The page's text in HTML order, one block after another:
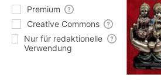
Premium
Creative Commons
Nur für redaktionelle
Verwendung